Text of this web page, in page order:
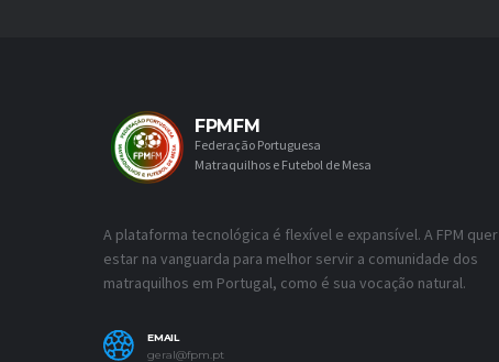
FPMFM
Federação Portuguesa
Matraquilhos e Futebol de Mesa
A plataforma tecnológica é flexível e expansível. A FPM quer
estar na vanguarda para melhor servir a comunidade dos
matraquilhos em Portugal, como é sua vocação natural.
EMAIL
geral@fpm.pt